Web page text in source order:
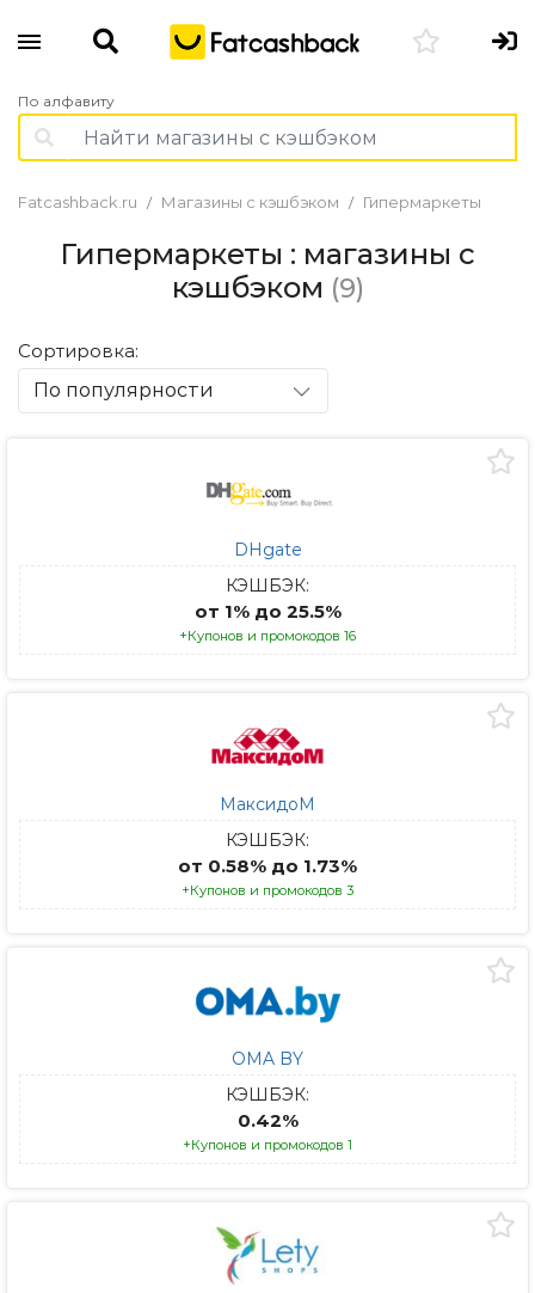
По алфавиту
Fatcashback.ru Магазины с кэшбэком Гипермаркеты
Гипермаркеты : магазины с
кэшбэком (9)
Сортировка:
По популярности
DHgate
КЭШБЭК:
от 1% до 25.5%
+Купонов и промокодов 16
МаксидоМ
КЭШБЭК:
от 0.58% до 1.73%
+Купонов и промокодов 3
OMA BY
КЭШБЭК:
0.42%
+Купонов и промокодов 1